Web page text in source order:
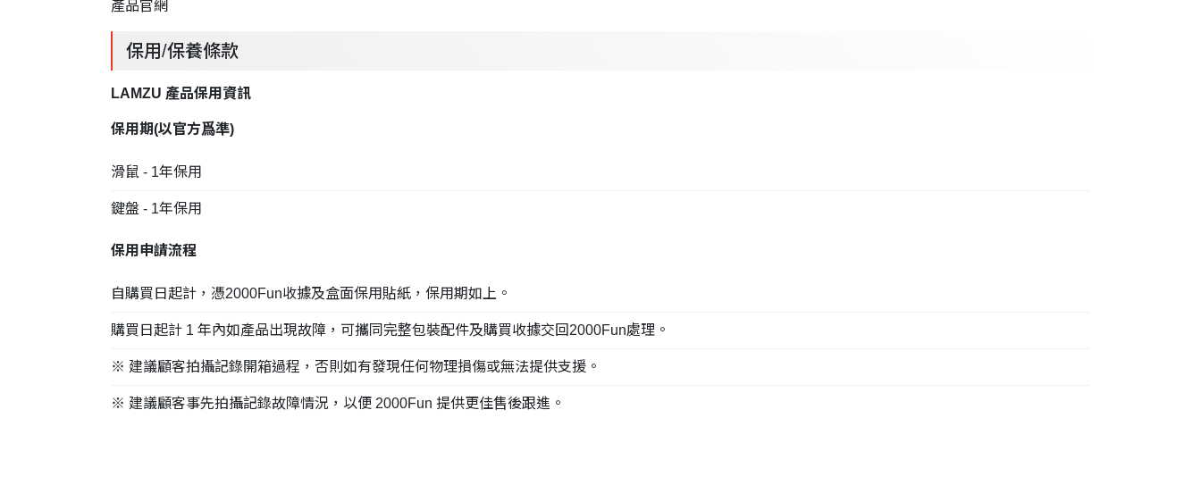
產品官網
保用/保養條款
LAMZU 產品保用資訊
保用期(以官方爲準)
滑鼠 - 1年保用
鍵盤 - 1年保用
保用申請流程
自購買日起計，憑2000Fun收據及盒面保用貼紙，保用期如上。
購買日起計 1 年內如產品出現故障，可攜同完整包裝配件及購買收據交回2000Fun處理。
※ 建議顧客拍攝記錄開箱過程，否則如有發現任何物理損傷或無法提供支援。
※ 建議顧客事先拍攝記錄故障情況，以便 2000Fun 提供更佳售後跟進。